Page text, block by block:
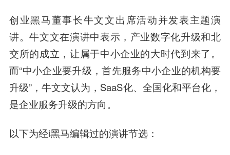
创业黑马董事长牛文文出席活动并发表主题演
讲。牛文文在演讲中表示，产业数字化升级和北
交所的成立，让属于中小企业的大时代到来了。
而“中小企业要升级，首先服务中小企业的机构要
升级”，牛文文认为，SaaS化、全国化和平台化，
是企业服务升级的方向。
以下为经i黑马编辑过的演讲节选：